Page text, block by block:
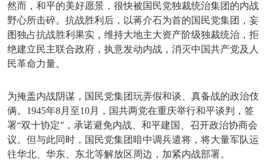
然而，和平的美好愿景，很快被国民党独裁统治集团的内战
野心所击碎。抗战胜利后，以蒋介石为首的国民党集团，妄
图独占抗战胜利果实，维持大地主大资产阶级独裁统治，拒
绝建立民主联合政府，执意发动内战，消灭中国共产党及人
民革命力量。
为掩盖内战阴谋，国民党集团玩弄假和谈、真备战的政治伎
俩。 1945年8月至10月，国共两党在重庆举行和平谈判，签
署“双十协定”，承诺避免内战、和平建国、召开政治协商会
议。但与此同时，国民党集团暗中调兵遣将，将大量军队运
往华北、华东、东北等解放区周边，加紧内战部署。